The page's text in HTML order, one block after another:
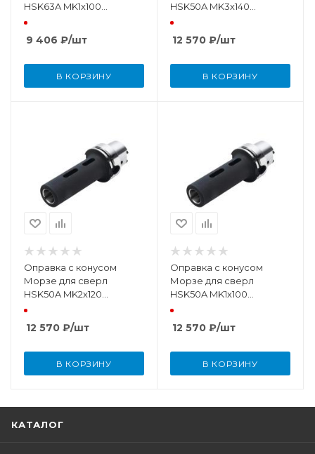
HSK63A MK1х100
DIN69893
9 406 ₽/шт
В КОРЗИНУ
HSK50A MK3х140
DIN69893
12 570 ₽/шт
В КОРЗИНУ
Оправка с конусом
Морзе для сверл
HSK50A MK2х120
DIN69893
12 570 ₽/шт
В КОРЗИНУ
Оправка с конусом
Морзе для сверл
HSK50A MK1х100
DIN69893
12 570 ₽/шт
В КОРЗИНУ
КАТАЛОГ